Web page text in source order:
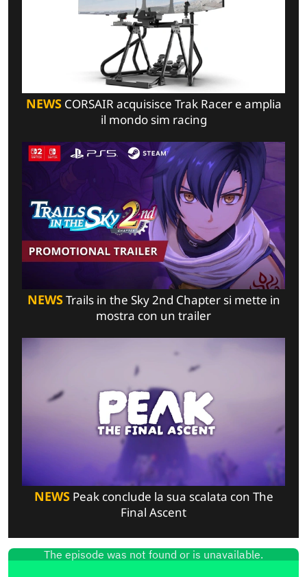
NEWSCORSAIR acquisisce Trak Racer e amplia
il mondo sim racing
NEWSTrails in the Sky 2nd Chapter si mette in
mostra con un trailer
NEWSPeak conclude la sua scalata con The
Final Ascent